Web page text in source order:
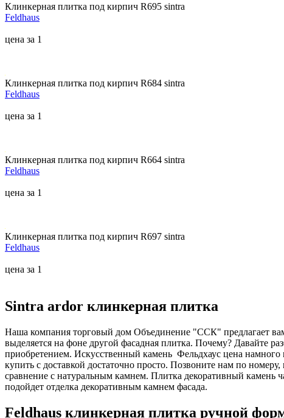
Клинкерная плитка под кирпич R695 sintra
Feldhaus
цена за 1
Клинкерная плитка под кирпич R684 sintra
Feldhaus
цена за 1
Клинкерная плитка под кирпич R664 sintra
Feldhaus
цена за 1
Клинкерная плитка под кирпич R697 sintra
Feldhaus
цена за 1
Sintra ardor клинкерная плитка
Наша компания торговый дом Объединение "ССК" предлагает
выделяется на фоне другой фасадная плитка. Почему? Давайте
приобретением. Искусственный камень Фельдхаус цена
купить с доставкой достаточно просто. Позвоните нам по
сравнение с натуральным камнем. Плитка декоративный камень
подойдет отделка декоративным камнем фасада.
Feldhaus клинкерная плитка ручной